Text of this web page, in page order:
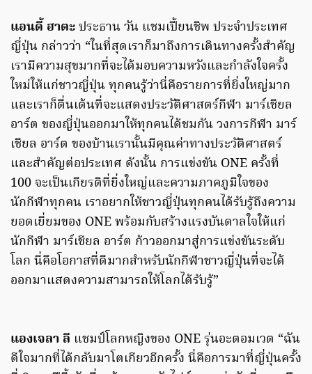
แอนดี้ ฮาตะประธาน วัน แชมเปี้ยนชิพ ประจำประเทศ
ญี่ปุ่น กล่าวว่า “ในที่สุดเราก็มาถึงการเดินทางครั้งสำคัญ
เรามีความสุขมากที่จะได้มอบความหวังและกำลังใจครั้ง
ใหม่ให้แก่ชาวญี่ปุ่น ทุกคนรู้ว่านี่คือรายการที่ยิ่งใหญ่มาก
และเราก็ตื่นเต้นที่จะแสดงประวัติศาสตร์กีฬา มาร์เชียล
อาร์ต ของญี่ปุ่นออกมาให้ทุกคนได้ชมกัน วงการกีฬา มาร์
เชียล อาร์ต ของบ้านเรานั้นมีคุณค่าทางประวัติศาสตร์
และสำคัญต่อประเทศ ดังนั้น การแข่งขัน ONE ครั้งที่
100 จะเป็นเกียรติที่ยิ่งใหญ่และความภาคภูมิใจของ
นักกีฬาทุกคน เราอยากให้ชาวญี่ปุ่นทุกคนได้รับรู้ถึงความ
ยอดเยี่ยมของ ONE พร้อมกับสร้างแรงบันดาลใจให้แก่
นักกีฬา มาร์เชียล อาร์ต ก้าวออกมาสู่การแข่งขันระดับ
โลก นี่คือโอกาสที่ดีมากสำหรับนักกีฬาชาวญี่ปุ่นที่จะได้
ออกมาแสดงความสามารถให้โลกได้รับรู้”
แองเจลา ลี แชมป์โลกหญิงของ ONE รุ่นอะตอมเวต “ฉัน
ดีใจมากที่ได้กลับมาโตเกียวอีกครั้ง นี่คือการมาที่ญี่ปุ่นครั้ง